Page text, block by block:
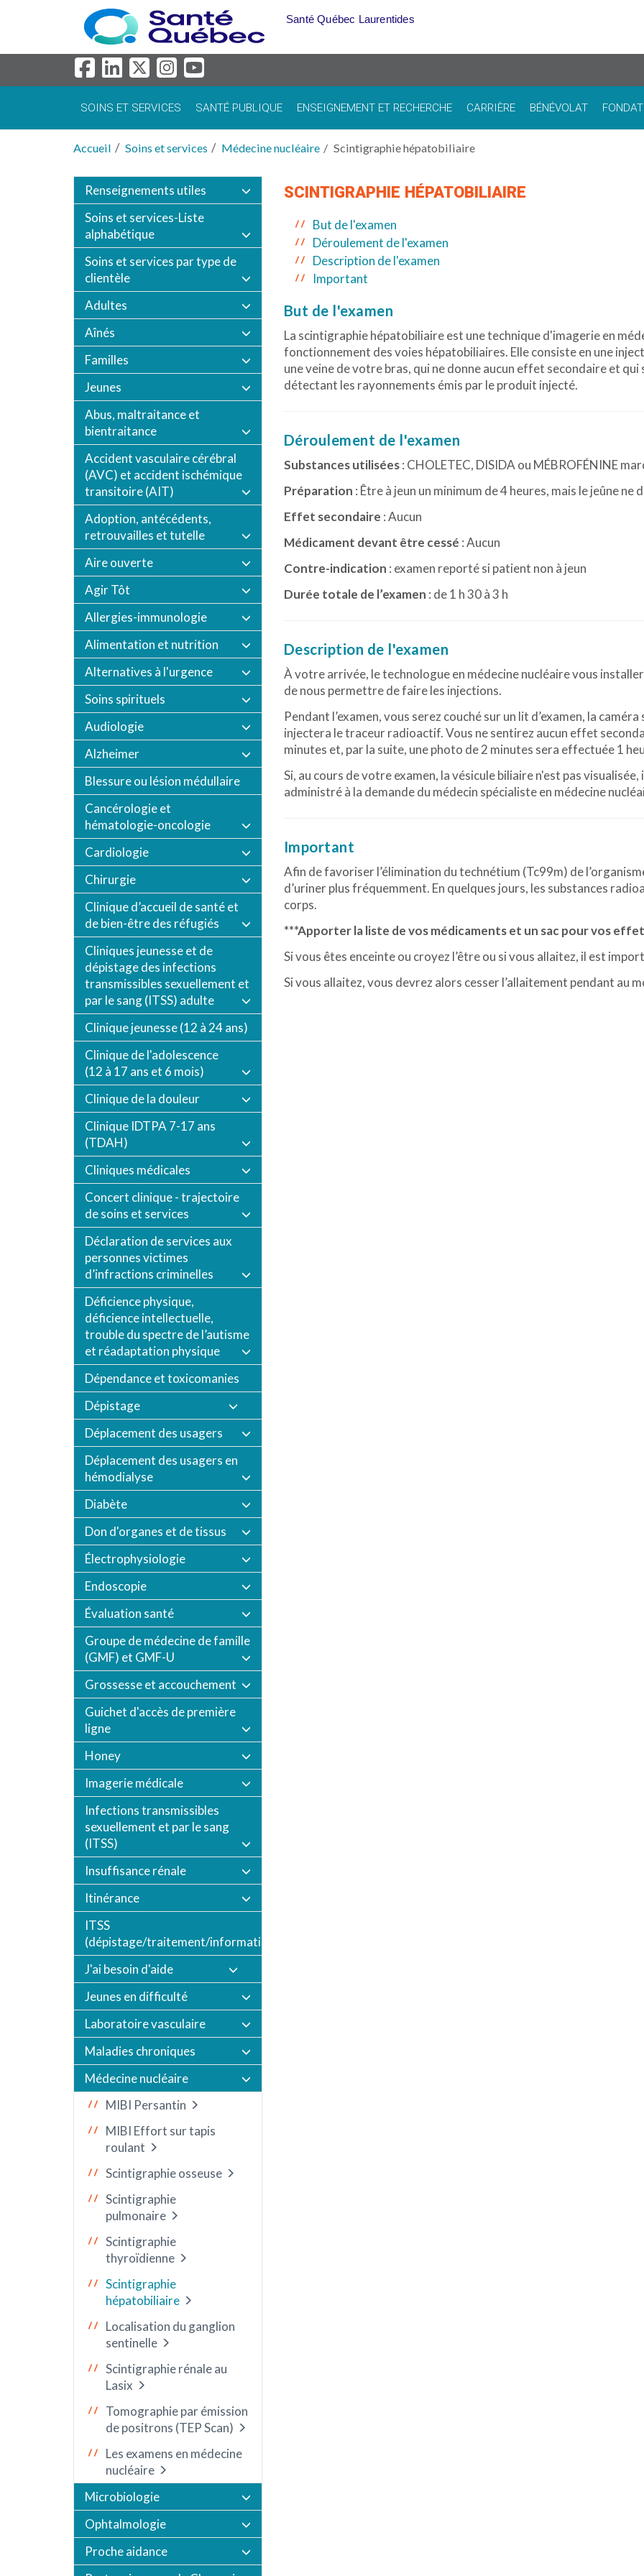
Aller au menu principal
Santé Québec Laurentides
SOINS ET SERVICES SANTÉ PUBLIQUE ENSEIGNEMENT ET RECHERCHE CARRIÈRE BÉNÉVOLAT
Accueil Soins et services Médecine nucléaire Scintigraphie hépatobiliaire
Renseignements utiles
Soins et services-Liste
alphabétique
Soins et services par type de
clientèle
Adultes
Aînés
Familles
Jeunes
Abus, maltraitance et
bientraitance
Accident vasculaire cérébral
(AVC) et accident ischémique
transitoire (AIT)
Adoption, antécédents,
retrouvailles et tutelle
Aire ouverte
Agir Tôt
Allergies-immunologie
Alimentation et nutrition
Alternatives à l'urgence
Soins spirituels
Audiologie
Alzheimer
Blessure ou lésion médullaire
Cancérologie et
hématologie-oncologie
Cardiologie
Chirurgie
Clinique d’accueil de santé et
de bien-être des réfugiés
Cliniques jeunesse et de
dépistage des infections
transmissibles sexuellement et
par le sang (ITSS) adulte
Clinique jeunesse (12 à 24 ans)
Clinique de l'adolescence
(12 à 17 ans et 6 mois)
Clinique de la douleur
Clinique IDTPA 7-17 ans
(TDAH)
Cliniques médicales
Concert clinique - trajectoire
de soins et services
Déclaration de services aux
personnes victimes
d’infractions criminelles
Déficience physique,
déficience intellectuelle,
trouble du spectre de l’autisme
et réadaptation physique
Dépendance et toxicomanies
Dépistage
Déplacement des usagers
Déplacement des usagers en
hémodialyse
Diabète
Don d'organes et de tissus
Électrophysiologie
Endoscopie
Évaluation santé
Groupe de médecine de famille
(GMF) et GMF-U
Grossesse et accouchement
Guichet d'accès de première
ligne
Honey
Imagerie médicale
Infections transmissibles
sexuellement et par le sang
(ITSS)
Insuffisance rénale
Itinérance
ITSS
(dépistage/traitement/informations/vaccination)
J'ai besoin d'aide
Jeunes en difficulté
Laboratoire vasculaire
Maladies chroniques
Médecine nucléaire
MIBI Persantin
MIBI Effort sur tapis
roulant
Scintigraphie osseuse
Scintigraphie
pulmonaire
Scintigraphie
thyroïdienne
Scintigraphie
hépatobiliaire
Localisation du ganglion
sentinelle
Scintigraphie rénale au
Lasix
Tomographie par émission
de positrons (TEP Scan)
Les examens en médecine
nucléaire
Microbiologie
Ophtalmologie
Proche aidance
SCINTIGRAPHIE HÉPATOBILIAIRE
But de l'examen
Déroulement de l'examen
Description de l'examen
Important
But de l'examen
La scintigraphie hépatobiliaire est une technique d'imagerie en
fonctionnement des voies hépatobiliaires. Elle consiste en une
une veine de votre bras, qui ne donne aucun effet secondaire et
détectant les rayonnements émis par le produit injecté.
Déroulement de l'examen
Substances utilisées: CHOLETEC, DISIDA ou MÉBROFÉNINE
Préparation : Être à jeun un minimum de 4 heures, mais le jeûne ne
Effet secondaire : Aucun
Médicament devant être cessé : Aucun
Contre-indication : examen reporté si patient non à jeun
Durée totale de l’examen : de 1 h 30 à 3 h
Description de l'examen
À votre arrivée, le technologue en médecine nucléaire vous
de nous permettre de faire les injections.
Pendant l’examen, vous serez couché sur un lit d’examen, la
injectera le traceur radioactif. Vous ne sentirez aucun effet
minutes et, par la suite, une photo de 2 minutes sera effectuée 1
Si, au cours de votre examen, la vésicule biliaire n'est pas
administré à la demande du médecin spécialiste en médecine
Important
Afin de favoriser l’élimination du technétium (Tc99m) de
d’uriner plus fréquemment. En quelques jours, les substances
corps.
***Apporter la liste de vos médicaments et un sac pour vos
Si vous êtes enceinte ou croyez l’être ou si vous allaitez, il est
Si vous allaitez, vous devrez alors cesser l’allaitement pendant au